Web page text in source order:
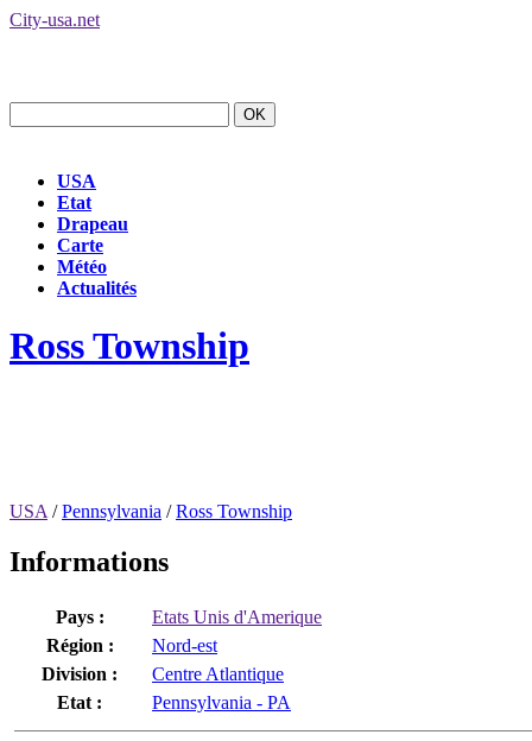
City-usa.net
USA
Etat
Drapeau
Carte
Météo
Actualités
Ross Township
USA /Pennsylvania /Ross Township
Informations
Pays :
Etats Unis d'Amerique
Région :
Nord-est
Division :
Centre Atlantique
Etat :
Pennsylvania - PA